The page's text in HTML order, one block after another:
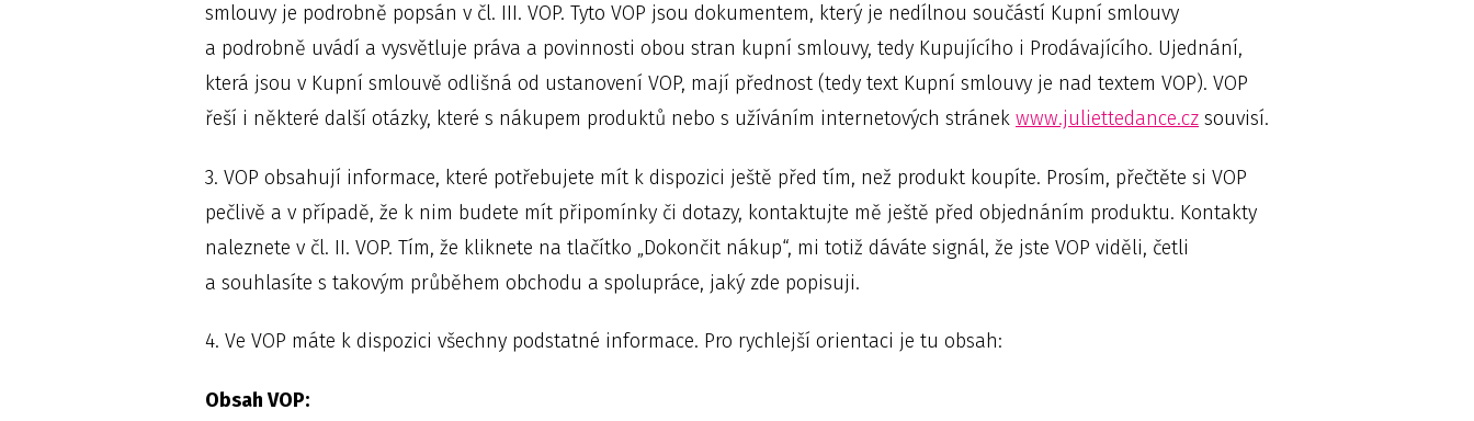
smlouvy je podrobně popsán v čl. III. VOP. Tyto VOP jsou dokumentem, který je nedílnou součástí Kupní smlouvy
a podrobně uvádí a vysvětluje práva a povinnosti obou stran kupní smlouvy, tedy Kupujícího i Prodávajícího. Ujednání,
která jsou v Kupní smlouvě odlišná od ustanovení VOP, mají přednost (tedy text Kupní smlouvy je nad textem VOP). VOP
řeší i některé další otázky, které s nákupem produktů nebo s užíváním internetových stránek www.juliettedance.cz souvisí.
3. VOP obsahují informace, které potřebujete mít k dispozici ještě před tím, než produkt koupíte. Prosím, přečtěte si VOP
pečlivě a v případě, že k nim budete mít připomínky či dotazy, kontaktujte mě ještě před objednáním produktu. Kontakty
naleznete v čl. II. VOP. Tím, že kliknete na tlačítko „Dokončit nákup“, mi totiž dáváte signál, že jste VOP viděli, četli
a souhlasíte s takovým průběhem obchodu a spolupráce, jaký zde popisuji.
4. Ve VOP máte k dispozici všechny podstatné informace. Pro rychlejší orientaci je tu obsah:
Obsah VOP: